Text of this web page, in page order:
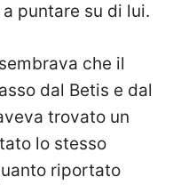
puntare su di lui.
che il
dal Betis e dal
trovato un
lo stesso
riportato